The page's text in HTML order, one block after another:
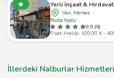
Yerli Inşaat & Hirdavat
Van, Merkez
Posta Kodu:
0.0 (0)
Fiyat Aralığı: 100,00 ₺ -
İllerdeki Nalburlar